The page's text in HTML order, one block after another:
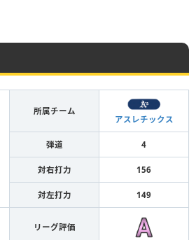
所属チーム
アスレチックス
弾道 4
対右打力 156
対左打力 149
リーグ評価